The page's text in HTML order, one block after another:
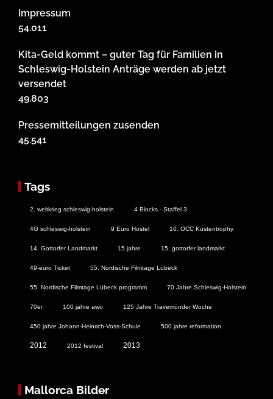
Impressum
54.011
Kita-Geld kommt – guter Tag für Familien in
Schleswig-Holstein Anträge werden ab jetzt
versendet
49.803
Pressemitteilungen zusenden
45.541
Tags
2. weltkrieg schleswig-holstein 4 Blocks - Staffel 3
4G schleswig-holstein 9 Euro Hostel 10. OCC Küstentrophy
14. Gottorfer Landmarkt 15 jahre 15. gottorfer landmarkt
49-euro Ticket 55. Nordische Filmtage Lübeck
55. Nordische Filmtage Lübeck programm 70 Jahre Schleswig-Holstein
70er 100 jahre awo 125 Jahre Travemünder Woche
450 jahre Johann-Heinrich-Voss-Schule 500 jahre reformation
2012 2012 festival 2013
Mallorca Bilder